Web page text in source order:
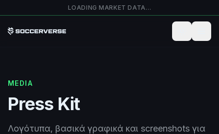
Μετάβαση στο κύριο περιεχόμενο
LOADING MARKET DATA…
MEDIA
Press Kit
Λογότυπα, βασικά γραφικά και screenshots για